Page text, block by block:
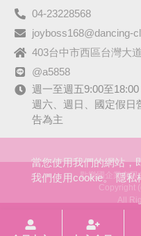
04-23228568
joyboss168@dancing-
403台中市西區台灣大
@a5858
週一至週五9:00至18:00
週六、週日、國定假日
告為主
歡樂國企業有
Copyright
All
當您使用我們的網站，
我們使用cookie。隱私